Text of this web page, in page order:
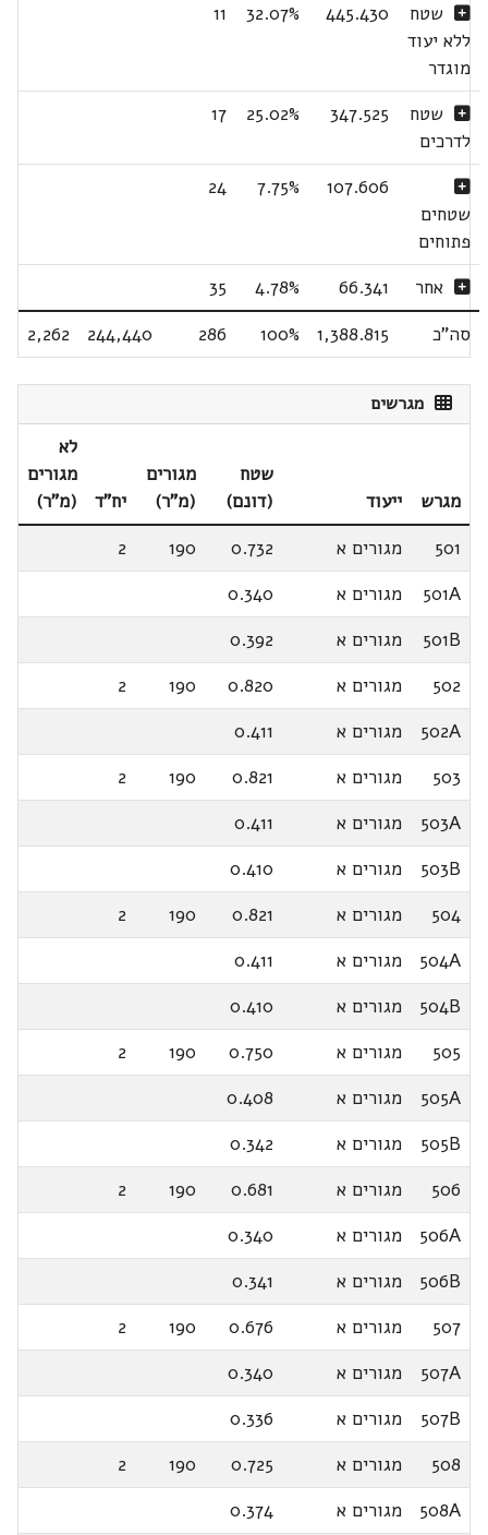
שטח
ללא יעוד
מוגדר
445.430
32.07%
11
שטח
לדרכים
347.525
25.02%
17
שטחים
פתוחים
107.606
7.75%
24
אחר 66.341
4.78%
35
סה"כ
1,388.815
100%
286
244,440
2,262
מגרשים
מגרש ייעוד
שטח
(דונם)
מגורים
(מ"ר)
יח"ד
לא
מגורים
(מ"ר)
501
מגורים א 0.732
190
2
501A
מגורים א
0.340
501B
מגורים א
0.392
502
מגורים א 0.820
190
2
502A
מגורים א
0.411
503
מגורים א 0.821
190
2
503A
מגורים א
0.411
503B
מגורים א
0.410
504
מגורים א 0.821
190
2
504A
מגורים א
0.411
504B
מגורים א
0.410
505
מגורים א 0.750
190
2
505A
מגורים א
0.408
505B
מגורים א
0.342
506
מגורים א 0.681
190
2
506A
מגורים א
0.340
506B
מגורים א
0.341
507
מגורים א 0.676
190
2
507A
מגורים א
0.340
507B
מגורים א
0.336
508
מגורים א 0.725
190
2
508A
מגורים א 0.374